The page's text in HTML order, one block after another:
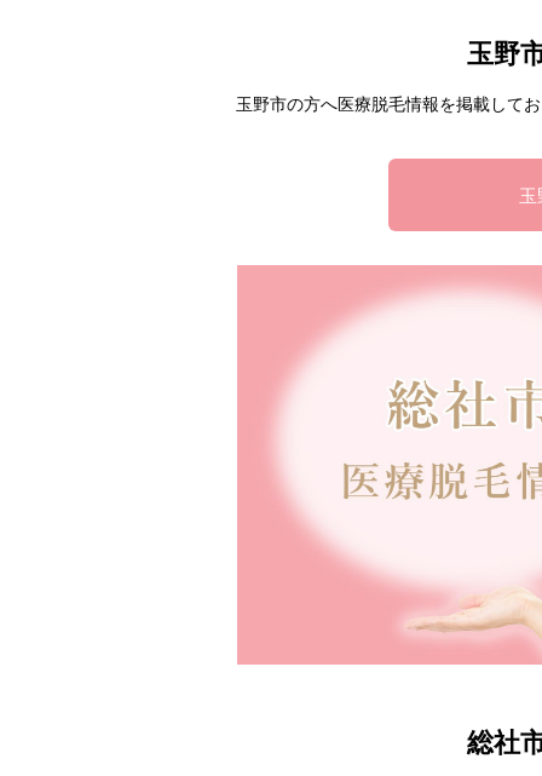
玉野
玉野市の方へ医療脱毛情報を掲載して
玉
総社